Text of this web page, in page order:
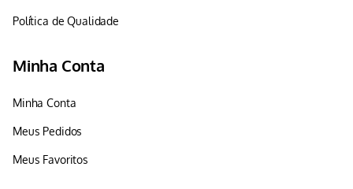
Política de Qualidade
Minha Conta
Minha Conta
Meus Pedidos
Meus Favoritos